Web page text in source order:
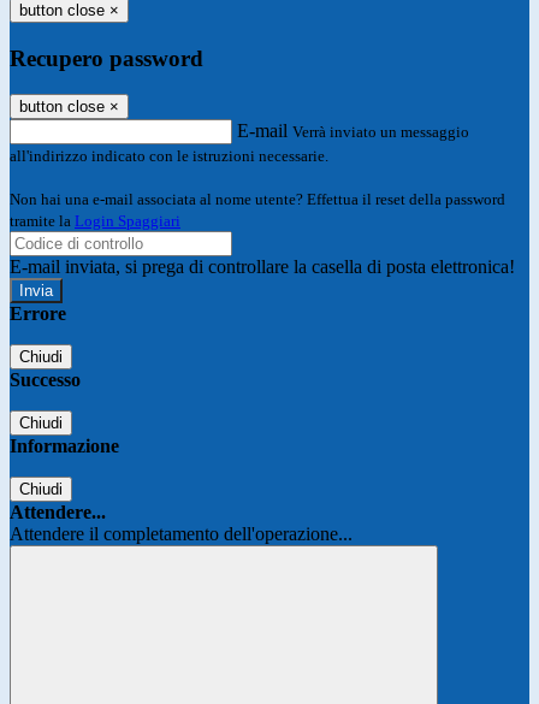
button close ×
Recupero password
button close ×
E-mail Verrà inviato un messaggio
all'indirizzo indicato con le istruzioni necessarie.
Non hai una e-mail associata al nome utente? Effettua il reset della password
tramite la Login Spaggiari
E-mail inviata, si prega di controllare la casella di posta elettronica!
Errore
Chiudi
Successo
Chiudi
Informazione
Chiudi
Attendere...
Attendere il completamento dell'operazione...